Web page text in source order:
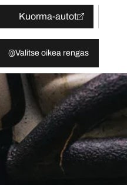
Kuorma-autot
Valitse oikea rengas